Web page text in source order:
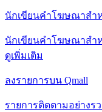
นักเขียนคำโฆษณาสำห
นักเขียนคำโฆษณาสำห
ดูเพิ่มเติม
ลงรายการบน Qmall
รายการติดตามอย่างรว